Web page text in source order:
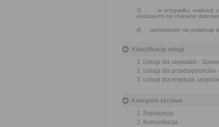
3) w przypadku realizacji
osobowych ma charakter
4) administrator nie podejmuje
Klasyfikacje usługi
Usługi dla obywateli -
Usługi dla
Usługi dla instytucji,
Kategorie życiowe
Rejestracja
Komunikacja